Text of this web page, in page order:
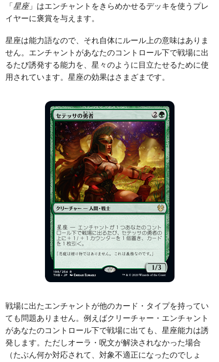
「星座」はエンチャントをきらめかせるデッキを使うプレ
イヤーに褒賞を与えます。
星座は能力語なので、それ自体にルール上の意味はありま
せん。エンチャントがあなたのコントロール下で戦場に出
るたび誘発する能力を、星々のように目立たせるために使
用されています。星座の効果はさまざまです。
戦場に出たエンチャントが他のカード・タイプを持ってい
ても問題ありません。例えばクリーチャー・エンチャント
があなたのコントロール下で戦場に出ても、星座能力は誘
発します。ただしオーラ・呪文が解決されなかった場合
（たぶん何か対応されて、対象不適正になったのでしょ